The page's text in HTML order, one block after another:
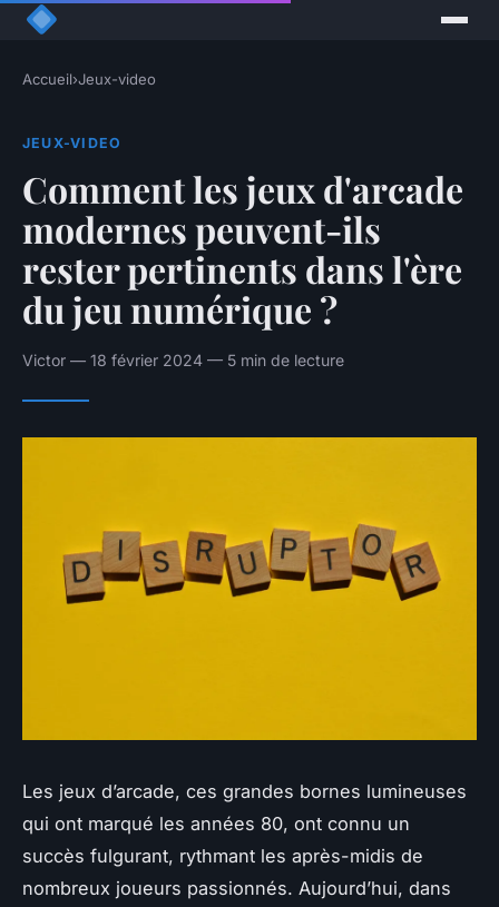
Accueil›Jeux-video
JEUX-VIDEO
Comment les jeux d'arcade
modernes peuvent-ils
rester pertinents dans l'ère
du jeu numérique ?
Victor — 18 février 2024 — 5 min de lecture
Les jeux d’arcade, ces grandes bornes lumineuses
qui ont marqué les années 80, ont connu un
succès fulgurant, rythmant les après-midis de
nombreux joueurs passionnés. Aujourd’hui, dans